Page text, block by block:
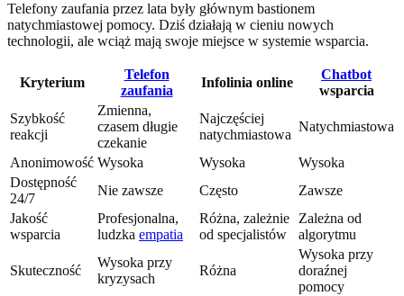
Telefony zaufania przez lata były głównym bastionem
natychmiastowej pomocy. Dziś działają w cieniu nowych
technologii, ale wciąż mają swoje miejsce w systemie wsparcia.
Kryterium
Telefon
zaufania
Infolinia online
Chatbot
wsparcia
Szybkość
reakcji
Zmienna,
czasem długie
czekanie
Najczęściej
natychmiastowa
Natychmiastowa
Anonimowość Wysoka Wysoka
Wysoka
Dostępność
24/7
Nie zawsze Często
Zawsze
Jakość
wsparcia
Profesjonalna,
ludzka empatia
Różna, zależnie
od specjalistów
Zależna od
algorytmu
Skuteczność
Wysoka przy
kryzysach
Różna
Wysoka przy
doraźnej
pomocy